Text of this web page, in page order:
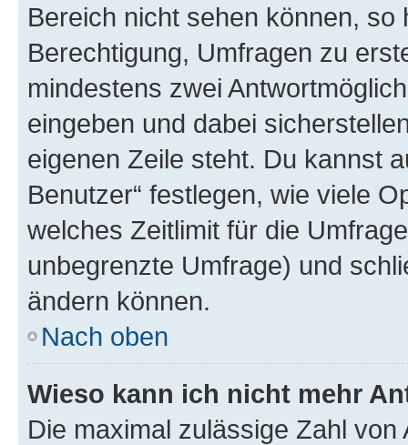
Bereich nicht sehen können,
Berechtigung, Umfragen zu
mindestens zwei
eingeben und dabei
eigenen Zeile steht. Du kannst
Benutzer“ festlegen, wie viele
welches Zeitlimit für die
unbegrenzte Umfrage) und
ändern können.
Nach oben
Wieso kann ich nicht mehr
Die maximal zulässige Zahl